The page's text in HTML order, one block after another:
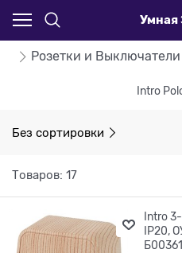
Умная
Розетки и Выключатели
Intro
Без сортировки
Товаров: 17
Intro
IP20,